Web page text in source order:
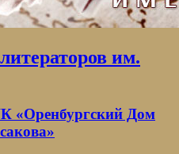
им.
«Оренбургский Дом